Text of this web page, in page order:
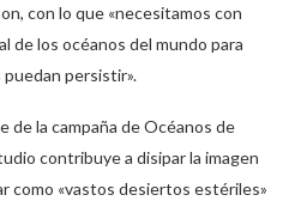
con lo que «necesitamos con
de los océanos del mundo para
persistir».
de la campaña de Océanos de
contribuye a disipar la imagen
como «vastos desiertos estériles»